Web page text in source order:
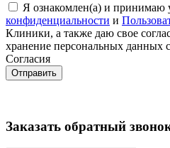
Я ознакомлен(а) и принимаю
конфиденциальности и
Клиники, а также даю свое
хранение персональных данных
Согласия
Отправить
Заказать обратный